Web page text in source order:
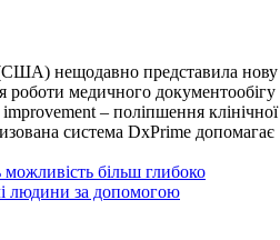
нещодавно представила нову
роботи медичного документообігу
– поліпшення клінічної
система DxPrime допомагає
можливість більш глибоко
людини за допомогою